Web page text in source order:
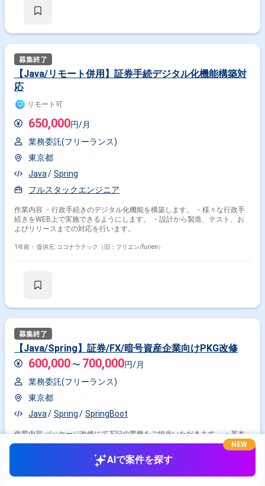
【Java/リモート併用】証券手続デジタル化機能構築対
応
リモート可
650,000円/月
業務委託(フリーランス)
東京都
Java
Spring
フルスタックエンジニア
作業内容 ・行政手続きのデジタル化機能を構築します。 ・様々な行政手
続きをWEB上で実施できるようにします。 ・設計から製造、テスト、お
よびリリースまでの対応を行います。
1年前・ 提供元: ココナラテック（旧：フリエン/furien）
【Java/Spring】証券/FX/暗号資産企業向けPKG改修
600,000 〜 700,000円/月
業務委託(フリーランス)
東京都
Java
Spring SpringBoot
作業内容 パッケージ改修にて下記の業務をご担当いただきます。 ・基本
設計〜詳細設計 ・製造 ・テスト
AIで案件を探す
NEW